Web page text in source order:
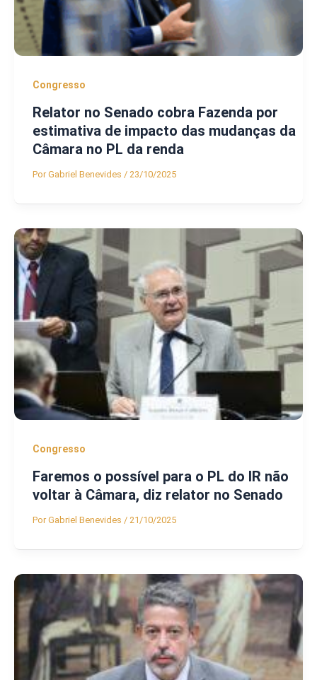
Congresso
Relator no Senado cobra Fazenda por
estimativa de impacto das mudanças da
Câmara no PL da renda
PorGabriel Benevides / 23/10/2025
Congresso
Faremos o possível para o PL do IR não
voltar à Câmara, diz relator no Senado
PorGabriel Benevides / 21/10/2025